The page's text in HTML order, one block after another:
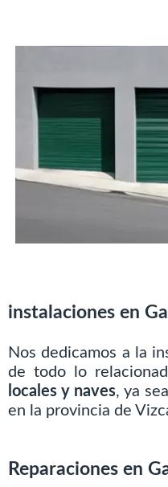
instalaciones en
Nos dedicamos a la
de todo lo
locales y naves, ya
en la provincia de
Reparaciones en